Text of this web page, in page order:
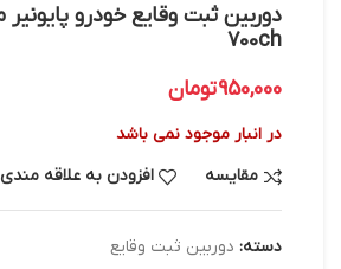
700ch
950,000تومان
در انبار موجود نمی باشد
مقایسه
افزودن به علاقه مندی
دسته: دوربین ثبت وقایع